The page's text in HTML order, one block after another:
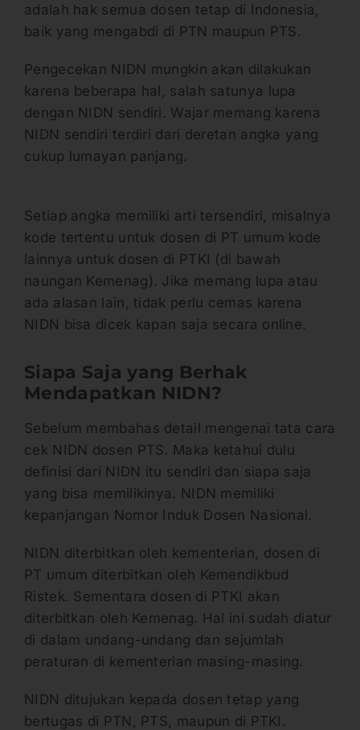
adalah hak semua dosen tetap di Indonesia,
baik yang mengabdi di PTN maupun PTS.
Pengecekan NIDN mungkin akan dilakukan
karena beberapa hal, salah satunya lupa
dengan NIDN sendiri. Wajar memang karena
NIDN sendiri terdiri dari deretan angka yang
cukup lumayan panjang.
Setiap angka memiliki arti tersendiri, misalnya
kode tertentu untuk dosen di PT umum kode
lainnya untuk dosen di PTKI (di bawah
naungan Kemenag). Jika memang lupa atau
ada alasan lain, tidak perlu cemas karena
NIDN bisa dicek kapan saja secara online.
Siapa Saja yang Berhak
Mendapatkan NIDN?
Sebelum membahas detail mengenai tata cara
cek NIDN dosen PTS. Maka ketahui dulu
definisi dari NIDN itu sendiri dan siapa saja
yang bisa memilikinya. NIDN memiliki
kepanjangan Nomor Induk Dosen Nasional.
NIDN diterbitkan oleh kementerian, dosen di
PT umum diterbitkan oleh Kemendikbud
Ristek. Sementara dosen di PTKI akan
diterbitkan oleh Kemenag. Hal ini sudah diatur
di dalam undang-undang dan sejumlah
peraturan di kementerian masing-masing.
NIDN ditujukan kepada dosen tetap yang
bertugas di PTN, PTS, maupun di PTKI.